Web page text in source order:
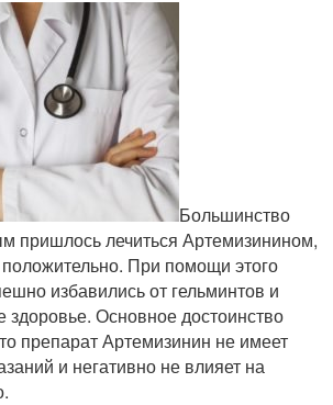
Большинство
пришлось лечиться Артемизинином,
При помощи этого
избавились от гельминтов и
здоровье. Основное достоинство
препарат Артемизинин не имеет
и негативно не влияет на